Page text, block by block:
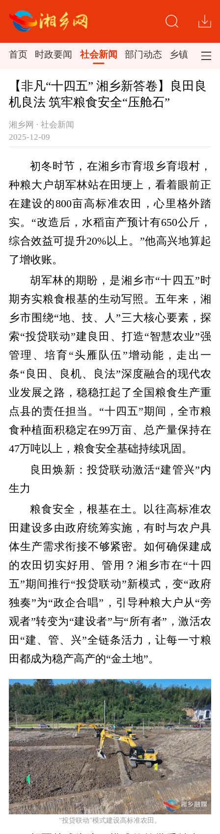
首页 时政要闻 社会新闻 部门动态 乡镇新闻
【非凡“十四五” 湘乡新答卷】良田良
机良法 筑牢粮食安全“压舱石”
湘乡网 · 社会新闻
2025-12-09
初冬时节，在湘乡市育塅乡育塅村，
种粮大户胡军林站在田埂上，看着眼前正
在建设的800亩高标准农田，心里格外踏
实。 “改造后，水稻亩产预计有650公斤，
综合效益可提升20%以上。 ”他高兴地算起
了增收账。
胡军林的期盼，是湘乡市“十四五”时
期夯实粮食根基的生动写照。五年来，湘
乡市围绕“地、技、人”三大核心要素，探
索“投贷联动”建良田、打造“智慧农业”强
管理、培育“头雁队伍”增动能，走出一
条“良田、良机、良法”深度融合的现代农
业发展之路，稳稳扛起了全国粮食生产重
点县的责任担当。“十四五”期间，全市粮
食种植面积稳定在99万亩、总产量保持在
47万吨以上，粮食安全基础持续巩固。
良田焕新：投贷联动激活“建管兴”内
生力
粮食安全，根基在土。 以往高标准农
田建设多由政府统筹实施，有时与农户具
体生产需求衔接不够紧密。如何确保建成
的农田切实好用、管用？湘乡市在“十四
五”期间推行“投贷联动”新模式， 变“政府
独奏”为“政企合唱” ， 引导种粮大户从“旁
观者”转变为“建设者”与“所有者” ，激活农
田 “建、管、兴”全链条活力 ，让每一寸粮
田都成为稳产高产的“金土地”。
“投贷联动”模式建设高标准农田。